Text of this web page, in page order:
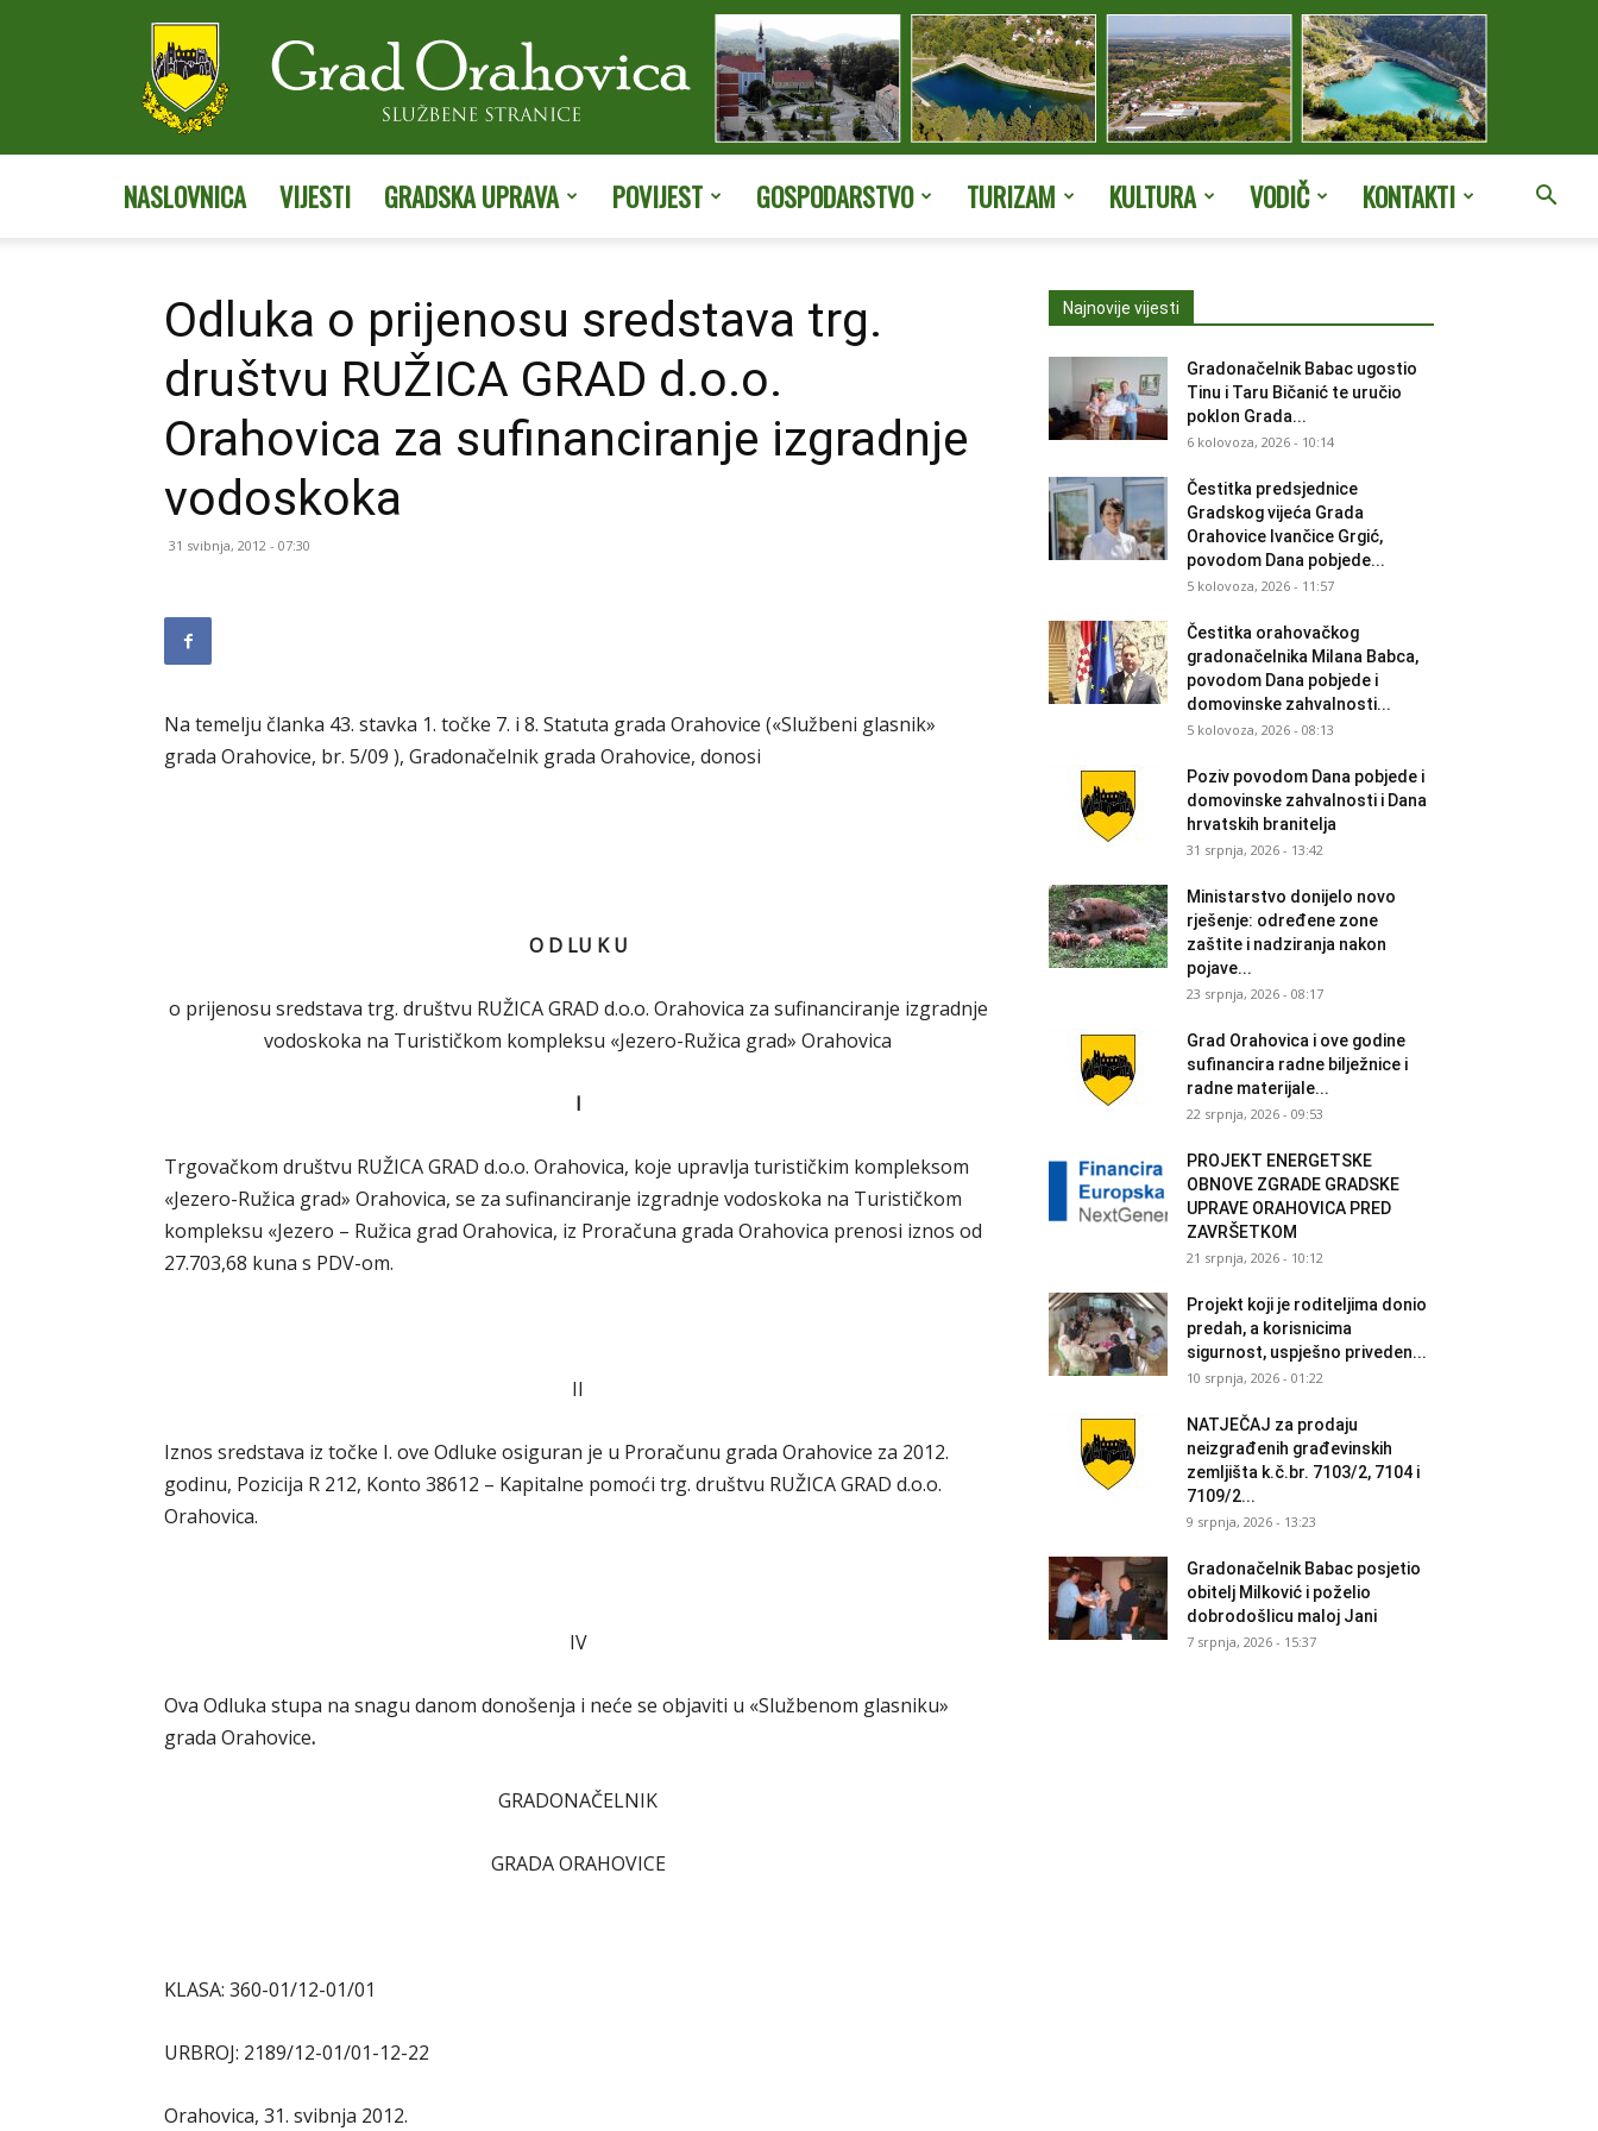
NASLOVNICA VIJESTI GRADSKA UPRAVA POVIJEST GOSPODARSTVO TURIZAM KULTURA VODIČ KONTAKTI
Odluka o prijenosu sredstava trg.
društvu RUŽICA GRAD d.o.o.
Orahovica za sufinanciranje izgradnje
vodoskoka
31 svibnja, 2012 - 07:30
Na temelju članka 43. stavka 1. točke 7. i 8. Statuta grada Orahovice («Službeni glasnik»
grada Orahovice, br. 5/09 ), Gradonačelnik grada Orahovice, donosi
O D LU K U
o prijenosu sredstava trg. društvu RUŽICA GRAD d.o.o. Orahovica za sufinanciranje izgradnje
vodoskoka na Turističkom kompleksu «Jezero-Ružica grad» Orahovica
I
Trgovačkom društvu RUŽICA GRAD d.o.o. Orahovica, koje upravlja turističkim kompleksom
«Jezero-Ružica grad» Orahovica, se za sufinanciranje izgradnje vodoskoka na Turističkom
kompleksu «Jezero – Ružica grad Orahovica, iz Proračuna grada Orahovica prenosi iznos od
27.703,68 kuna s PDV-om.
II
Iznos sredstava iz točke I. ove Odluke osiguran je u Proračunu grada Orahovice za 2012.
godinu, Pozicija R 212, Konto 38612 – Kapitalne pomoći trg. društvu RUŽICA GRAD d.o.o.
Orahovica.
IV
Ova Odluka stupa na snagu danom donošenja i neće se objaviti u «Službenom glasniku»
grada Orahovice.
GRADONAČELNIK
GRADA ORAHOVICE
KLASA: 360-01/12-01/01
URBROJ: 2189/12-01/01-12-22
Orahovica, 31. svibnja 2012.
Najnovije vijesti
Gradonačelnik Babac ugostio
Tinu i Taru Bičanić te uručio
poklon Grada...
6 kolovoza, 2026 - 10:14
Čestitka predsjednice
Gradskog vijeća Grada
Orahovice Ivančice Grgić,
povodom Dana pobjede...
5 kolovoza, 2026 - 11:57
Čestitka orahovačkog
gradonačelnika Milana Babca,
povodom Dana pobjede i
domovinske zahvalnosti...
5 kolovoza, 2026 - 08:13
Poziv povodom Dana pobjede i
domovinske zahvalnosti i Dana
hrvatskih branitelja
31 srpnja, 2026 - 13:42
Ministarstvo donijelo novo
rješenje: određene zone
zaštite i nadziranja nakon
pojave...
23 srpnja, 2026 - 08:17
Grad Orahovica i ove godine
sufinancira radne bilježnice i
radne materijale...
22 srpnja, 2026 - 09:53
PROJEKT ENERGETSKE
OBNOVE ZGRADE GRADSKE
UPRAVE ORAHOVICA PRED
ZAVRŠETKOM
21 srpnja, 2026 - 10:12
Projekt koji je roditeljima donio
predah, a korisnicima
sigurnost, uspješno priveden...
10 srpnja, 2026 - 01:22
NATJEČAJ za prodaju
neizgrađenih građevinskih
zemljišta k.č.br. 7103/2, 7104 i
7109/2...
9 srpnja, 2026 - 13:23
Gradonačelnik Babac posjetio
obitelj Milković i poželio
dobrodošlicu maloj Jani
7 srpnja, 2026 - 15:37